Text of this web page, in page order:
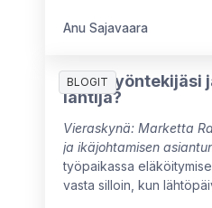
signaalit ovat vielä
oppisimme ajattelemaan
Anu Sajavaara
BLOGIT
Onko työntekijäsi
lähtijä?
Vieraskynä: Marketta
ja ikäjohtamisen
työpaikassa
vasta silloin, kun